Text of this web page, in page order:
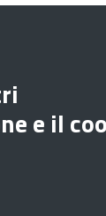
e il